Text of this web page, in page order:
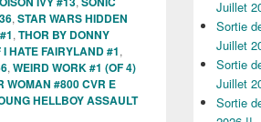
, STAR WARS HIDDEN
, THOR BY DONNY
HATE FAIRYLAND #1,
, WEIRD WORK #1 (OF 4)
WOMAN #800 CVR E
HELLBOY ASSAULT
Juillet
Sortie
Juillet
Sortie
Juillet
Sortie